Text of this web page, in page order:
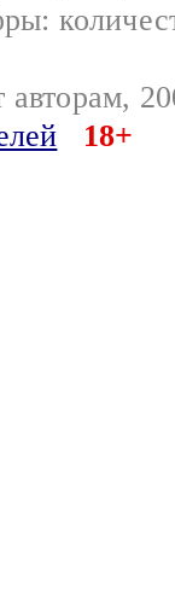
авторам,
18+